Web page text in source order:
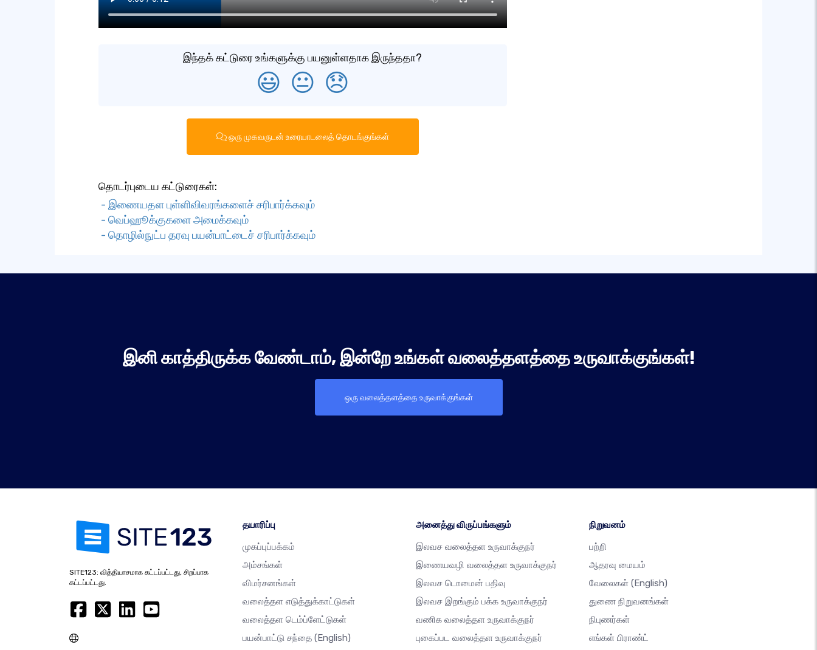
இந்தக் கட்டுரை உங்களுக்கு பயனுள்ளதாக இருந்ததா?
😃 😐 😞
ஒரு முகவருடன் உரையாடலைத் தொடங்குங்கள்
தொடர்புடைய கட்டுரைகள்:
- இணையதள புள்ளிவிவரங்களைச் சரிபார்க்கவும்
- வெப்ஹூக்குகளை அமைக்கவும்
- தொழில்நுட்ப தரவு பயன்பாட்டைச் சரிபார்க்கவும்
இனி காத்திருக்க வேண்டாம், இன்றே உங்கள் வலைத்தளத்தை உருவாக்குங்கள்!
ஒரு வலைத்தளத்தை உருவாக்குங்கள்
SITE123: வித்தியாசமாக கட்டப்பட்டது, சிறப்பாக
கட்டப்பட்டது.
தயாரிப்பு
முகப்புப்பக்கம்
அம்சங்கள்
விமர்சனங்கள்
வலைத்தள எடுத்துக்காட்டுகள்
வலைத்தள டெம்ப்ளேட்டுகள்
பயன்பாட்டு சந்தை (English)
அனைத்து விருப்பங்களும்
இலவச வலைத்தள உருவாக்குநர்
இணையவழி வலைத்தள உருவாக்குநர்
இலவச டொமைன் பதிவு
இலவச இறங்கும் பக்க உருவாக்குநர்
வணிக வலைத்தள உருவாக்குநர்
புகைப்பட வலைத்தள உருவாக்குநர்
நிறுவனம்
பற்றி
ஆதரவு மையம்
வேலைகள் (English)
துணை நிறுவனங்கள்
நிபுணர்கள்
எங்கள் பிராண்ட்